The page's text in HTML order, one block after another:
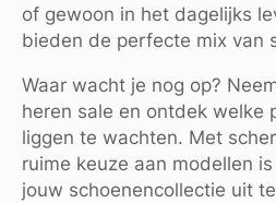
of gewoon in het dagelijks
bieden de perfecte mix van
Waar wacht je nog op?
heren sale en ontdek welke
liggen te wachten. Met
ruime keuze aan modellen
jouw schoenencollectie uit